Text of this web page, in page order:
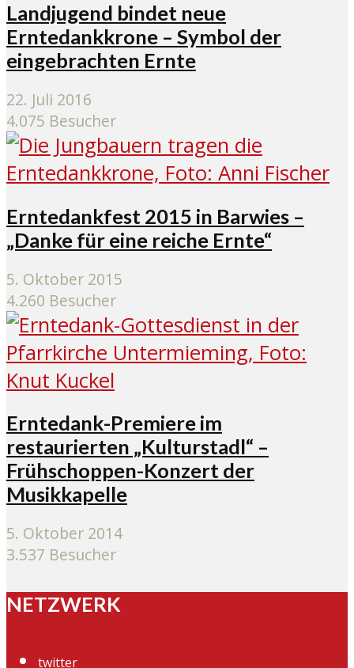
Landjugend bindet neue
Erntedankkrone – Symbol der
eingebrachten Ernte
22. Juli 2016
4.075 Besucher
Erntedankfest 2015 in Barwies –
„Danke für eine reiche Ernte“
5. Oktober 2015
4.260 Besucher
Erntedank-Premiere im
restaurierten „Kulturstadl“ –
Frühschoppen-Konzert der
Musikkapelle
5. Oktober 2014
3.537 Besucher
NETZWERK
twitter